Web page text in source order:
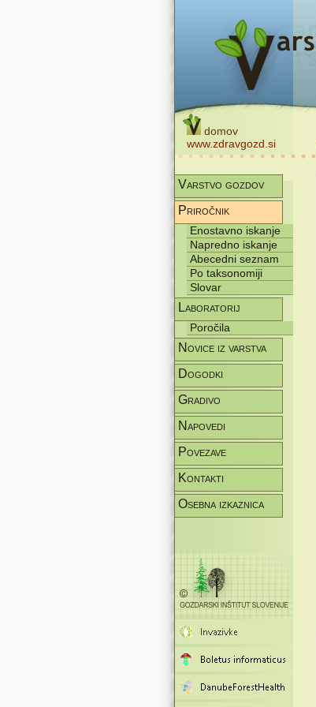
domov
www.zdravgozd.si
Varstvo gozdov
Priročnik
Enostavno iskanje
Napredno iskanje
Abecedni seznam
Po taksonomiji
Slovar
Laboratorij
Poročila
Novice iz varstva
Dogodki
Gradivo
Napovedi
Povezave
Kontakti
Osebna izkaznica